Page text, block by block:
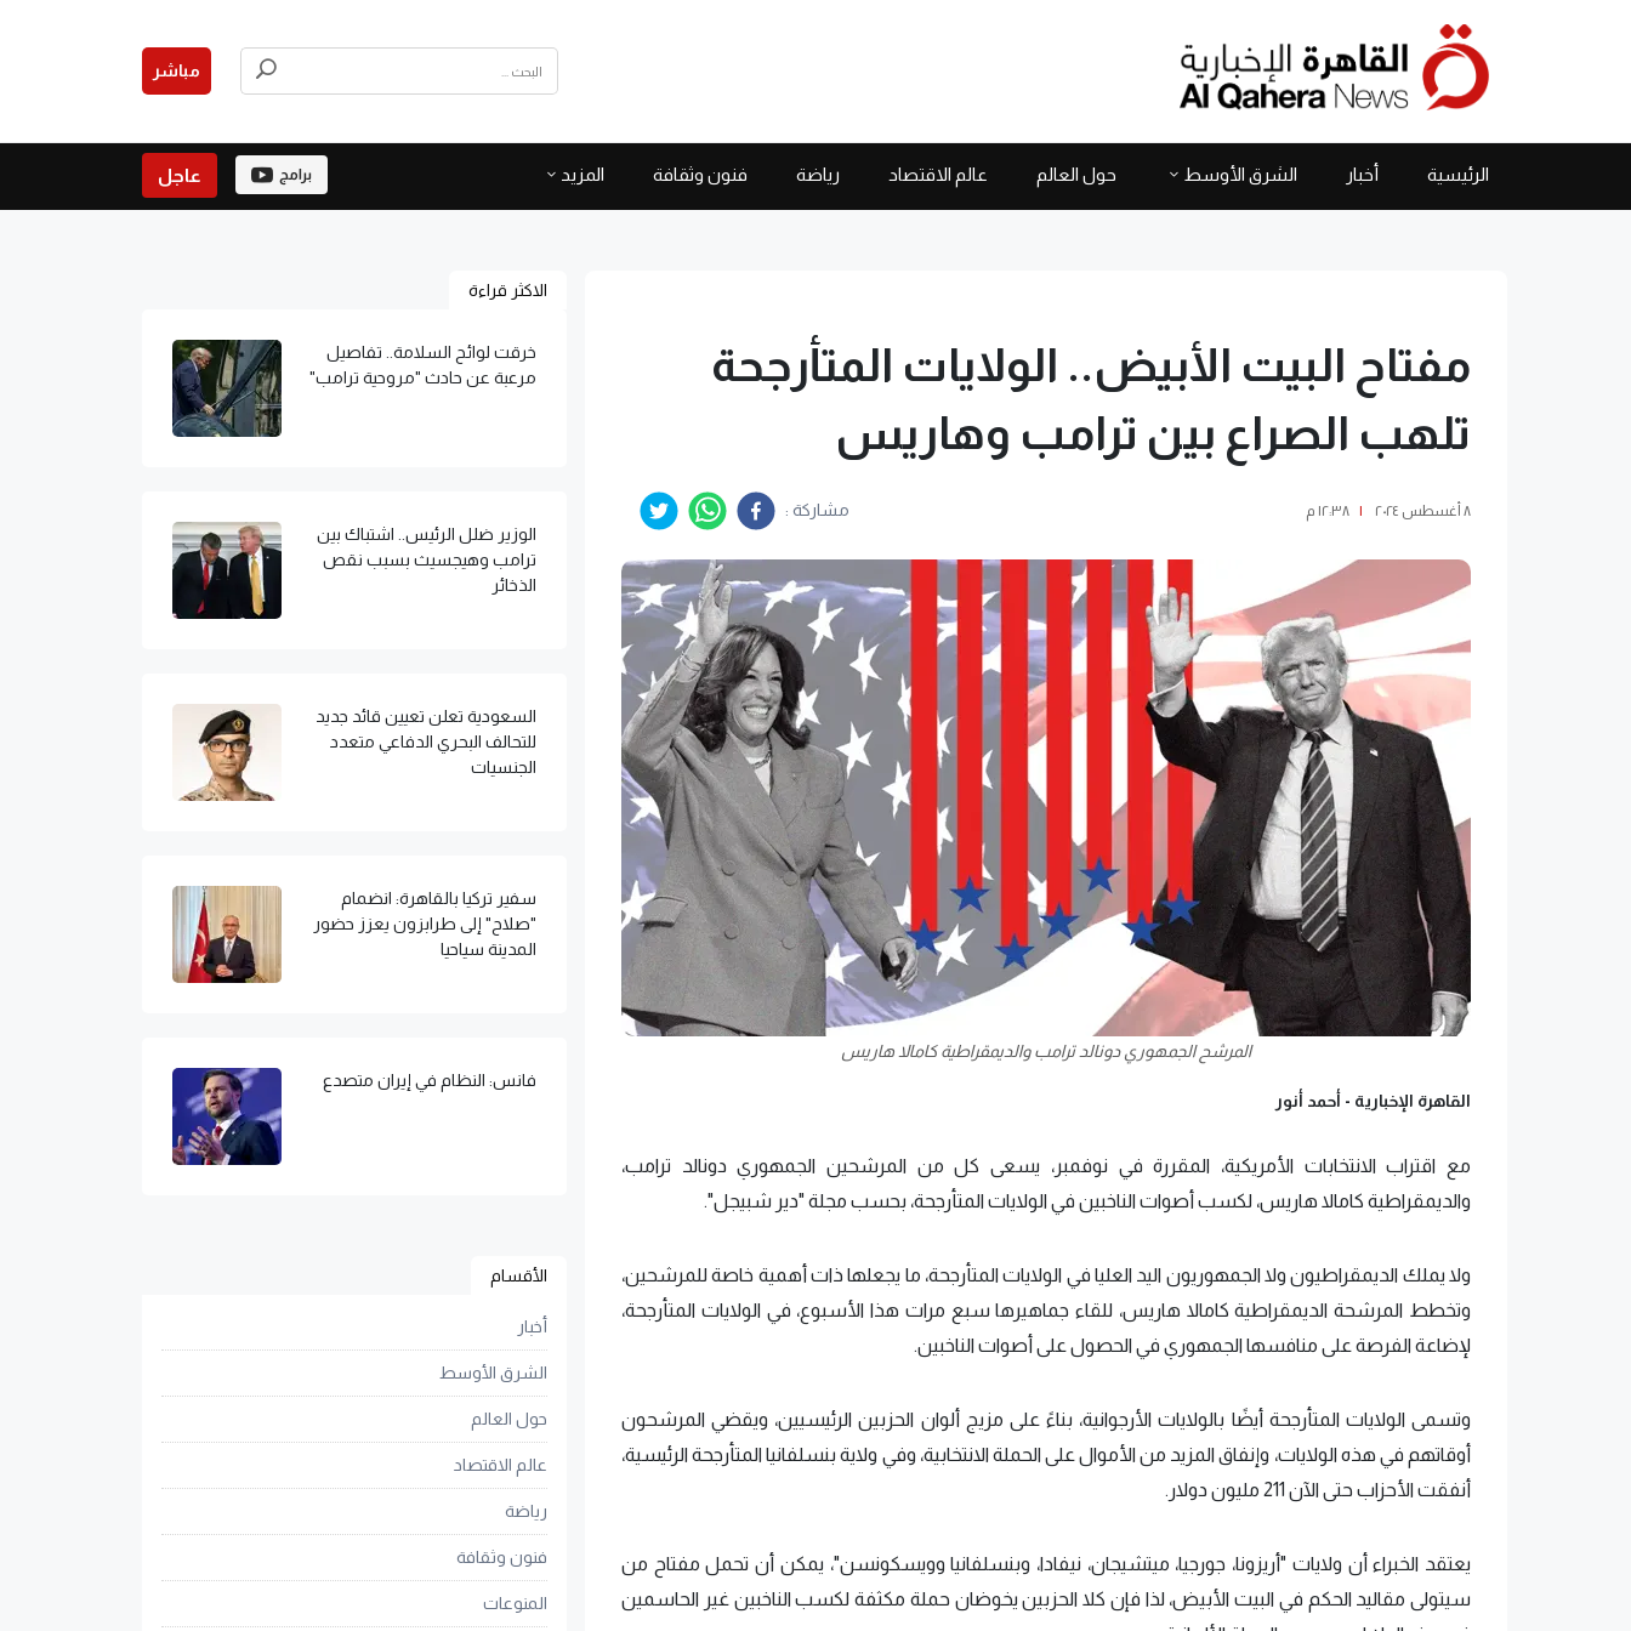
مباشر
الرئيسية أخبار الشرق الأوسط حول العالم عالم الاقتصاد رياضة فنون وثقافة المزيد برامج عاجل
مفتاح البيت الأبيض.. الولايات المتأرجحة
تلهب الصراع بين ترامب وهاريس
٨ أغسطس ٢٠٢٤ | ١٢:٣٨ م مشاركة :
المرشح الجمهوري دونالد ترامب والديمقراطية كامالا هاريس
القاهرة الإخبارية - أحمد أنور
مع اقتراب الانتخابات الأمريكية، المقررة في نوفمبر، يسعى كل من المرشحين الجمهوري دونالد ترامب،
والديمقراطية كامالا هاريس، لكسب أصوات الناخبين في الولايات المتأرجحة، بحسب مجلة "دير شبيجل".
ولا يملك الديمقراطيون ولا الجمهوريون اليد العليا في الولايات المتأرجحة، ما يجعلها ذات أهمية خاصة للمرشحين،
وتخطط المرشحة الديمقراطية كامالا هاريس، للقاء جماهيرها سبع مرات هذا الأسبوع، في الولايات المتأرجحة،
لإضاعة الفرصة على منافسها الجمهوري في الحصول على أصوات الناخبين.
وتسمى الولايات المتأرجحة أيضًا بالولايات الأرجوانية، بناءً على مزيج ألوان الحزبين الرئيسيين، ويقضي المرشحون
أوقاتهم في هذه الولايات، وإنفاق المزيد من الأموال على الحملة الانتخابية، وفي ولاية بنسلفانيا المتأرجحة الرئيسية،
أنفقت الأحزاب حتى الآن 211 مليون دولار.
يعتقد الخبراء أن ولايات "أريزونا، جورجيا، ميتشيجان، نيفادا، وبنسلفانيا وويسكونسن"، يمكن أن تحمل مفتاح من
سيتولى مقاليد الحكم في البيت الأبيض، لذا فإن كلا الحزبين يخوضان حملة مكثفة لكسب الناخبين غير الحاسمين
الاكثر قراءة
خرقت لوائح السلامة.. تفاصيل
مرعبة عن حادث "مروحية ترامب"
الوزير ضلل الرئيس.. اشتباك بين
ترامب وهيجسيث بسبب نقص
الذخائر
السعودية تعلن تعيين قائد جديد
للتحالف البحري الدفاعي متعدد
الجنسيات
سفير تركيا بالقاهرة: انضمام
"صلاح" إلى طرابزون يعزز حضور
المدينة سياحيا
فانس: النظام في إيران متصدع
الأقسام
أخبار
الشرق الأوسط
حول العالم
عالم الاقتصاد
رياضة
فنون وثقافة
المنوعات